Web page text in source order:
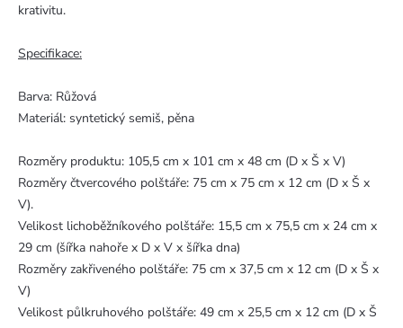
krativitu.
Specifikace:
Barva: Růžová
Materiál: syntetický semiš, pěna
Rozměry produktu: 105,5 cm x 101 cm x 48 cm (D x Š x V)
Rozměry čtvercového polštáře: 75 cm x 75 cm x 12 cm (D x Š x
V).
Velikost lichoběžníkového polštáře: 15,5 cm x 75,5 cm x 24 cm x
29 cm (šířka nahoře x D x V x šířka dna)
Rozměry zakřiveného polštáře: 75 cm x 37,5 cm x 12 cm (D x Š x
V)
Velikost půlkruhového polštáře: 49 cm x 25,5 cm x 12 cm (D x Š